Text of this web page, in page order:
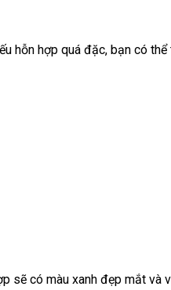
hỗn hợp quá đặc, bạn có
sẽ có màu xanh đẹp mắt và